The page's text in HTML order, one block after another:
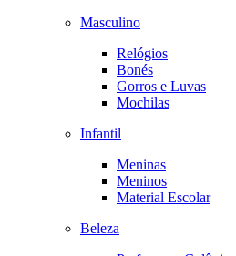
Masculino
Relógios
Bonés
Gorros e Luvas
Mochilas
Infantil
Meninas
Meninos
Material Escolar
Beleza